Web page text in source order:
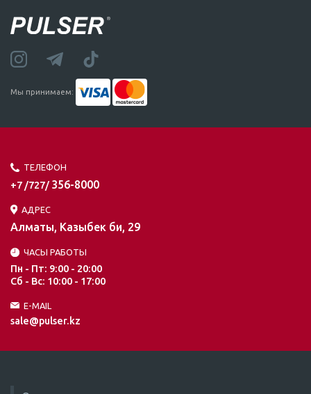
Мы принимаем:
ТЕЛЕФОН
+7 /727/ 356-8000
АДРЕС
Алматы, Казыбек би, 29
ЧАСЫ РАБОТЫ
Пн - Пт: 9:00 - 20:00
Сб - Вс: 10:00 - 17:00
E-MAIL
sale@pulser.kz